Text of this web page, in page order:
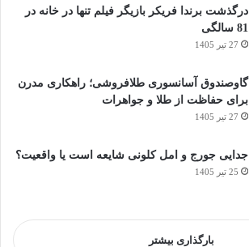
درگذشت برندا فریکر بازیگر فیلم تنها در خانه در
81 سالگی
27 تیر 1405
گاوصندوق آسانسوری طلافروشی؛ راهکاری مدرن
برای حفاظت از طلا و جواهرات
27 تیر 1405
جدایی جورج و امل کلونی شایعه است یا واقعیت؟
25 تیر 1405
بارگذاری بیشتر